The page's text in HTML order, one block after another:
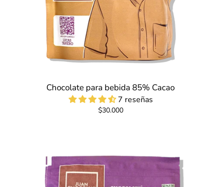
Chocolate para bebida 85% Cacao
7 reseñas
$30.000